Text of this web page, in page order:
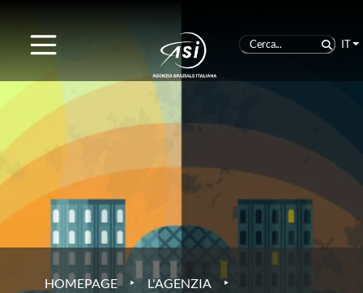
IT
HOMEPAGE ‣ L'AGENZIA ‣